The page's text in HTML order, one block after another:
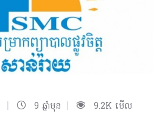
| 9 ឆ្នាំមុន | 9.2K មើល